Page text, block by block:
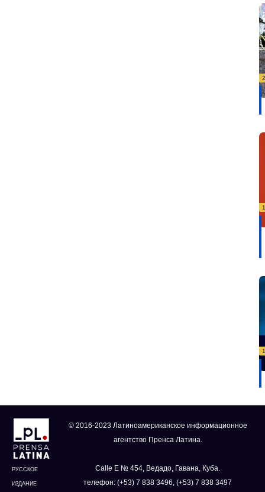
РУССКОЕ
ИЗДАНИЕ
© 2016-2023 Латиноамериканское информационное
агентство Пренса Латина.
Calle E № 454, Ведадо, Гавана, Куба.
телефон: (+53) 7 838 3496, (+53) 7 838 3497